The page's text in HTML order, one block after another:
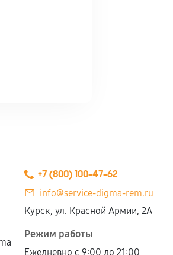
+7 (800) 100-47-62
info@service-digma-rem.ru
Курск, ул. Красной Армии, 2А
Режим работы
Ежедневно с 9:00 до 21:00